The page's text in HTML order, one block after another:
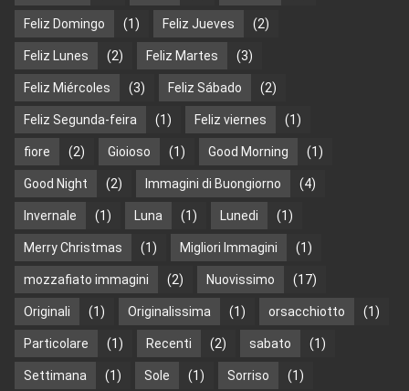
Feliz Domingo (1) Feliz Jueves (2)
Feliz Lunes (2) Feliz Martes (3)
Feliz Miércoles (3) Feliz Sábado (2)
Feliz Segunda-feira (1) Feliz viernes (1)
fiore (2) Gioioso (1) Good Morning (1)
Good Night (2) Immagini di Buongiorno (4)
Invernale (1) Luna (1) Lunedi (1)
Merry Christmas (1) Migliori Immagini (1)
mozzafiato immagini (2) Nuovissimo (17)
Originali (1) Originalissima (1) orsacchiotto (1)
Particolare (1) Recenti (2) sabato (1)
Settimana (1) Sole (1) Sorriso (1)